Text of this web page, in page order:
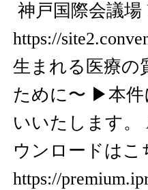
神戸国際会議場
https://
生まれる医療の
ために〜 ▶本件
いいたします。
ウンロードはこ
https://